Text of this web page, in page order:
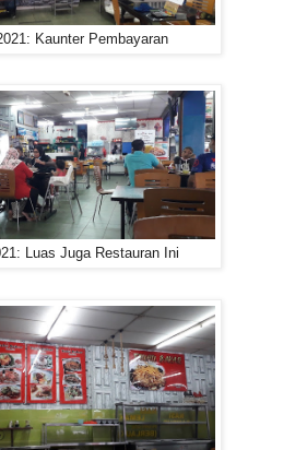
Kaunter Pembayaran
Luas Juga Restauran Ini